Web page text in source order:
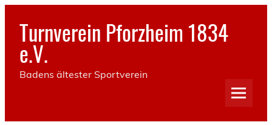
Skip
contentTurnverein Pforzheim 1834
e.V.
Badens ältester Sportverein